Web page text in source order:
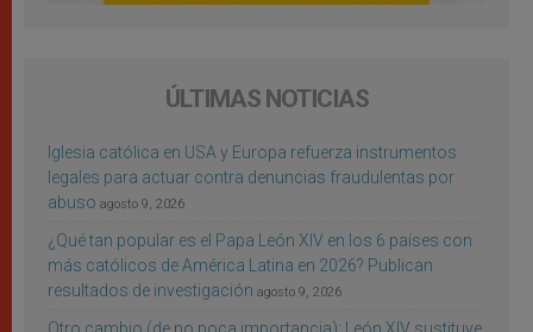
ÚLTIMAS NOTICIAS
Iglesia católica en USA y Europa refuerza instrumentos
legales para actuar contra denuncias fraudulentas por
abuso agosto 9, 2026
¿Qué tan popular es el Papa León XIV en los 6 países con
más católicos de América Latina en 2026? Publican
resultados de investigación agosto 9, 2026